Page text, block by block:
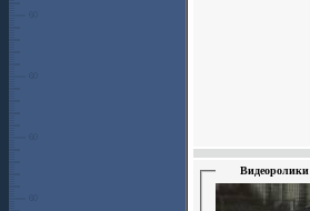
Видеоролики